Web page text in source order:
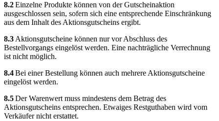
8.2Einzelne Produkte können von der Gutscheinaktion
ausgeschlossen sein, sofern sich eine entsprechende Einschränkung
aus dem Inhalt des Aktionsgutscheins ergibt.
8.3 Aktionsgutscheine können nur vor Abschluss des
Bestellvorgangs eingelöst werden. Eine nachträgliche Verrechnung
ist nicht möglich.
8.4Bei einer Bestellung können auch mehrere Aktionsgutscheine
eingelöst werden.
8.5Der Warenwert muss mindestens dem Betrag des
Aktionsgutscheins entsprechen. Etwaiges Restguthaben wird vom
Verkäufer nicht erstattet.